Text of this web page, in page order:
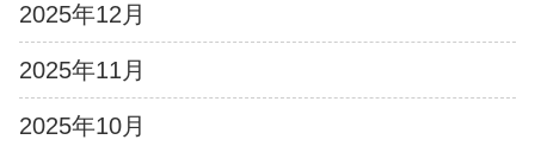
2025年12月
2025年11月
2025年10月